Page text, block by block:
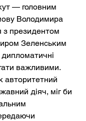
— головним
Володимира
з президентом
Зеленським
важливими.
авторитетний
діяч, міг би